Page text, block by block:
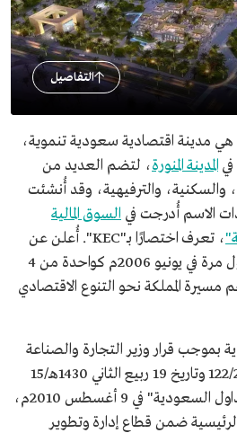
التفاصيل
هي مدينة اقتصادية سعودية تنموية،
المدينة المنورة، لتضم العديد من
والسكنية، والترفيهية، وقد أُنشئت
الاسم أُدرجت في السوق المالية
، تعرف اختصارًا بـ"KEC". أُعلن عن
2006م كواحدة من 4
مسيرة المملكة نحو التنوع الاقتصادي
قرار وزير التجارة والصناعة
حاليا) رقم 122/29 وتاريخ 19 ربيع الثاني 1430هـ/15
إبريل 2009م. أدرجت في "تداول السعودية" في 9 أغسطس 2010م،
ضمن قطاع إدارة وتطوير